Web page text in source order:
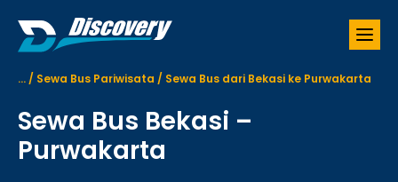
... / Sewa Bus Pariwisata / Sewa Bus dari Bekasi ke Purwakarta
Sewa Bus Bekasi –
Purwakarta